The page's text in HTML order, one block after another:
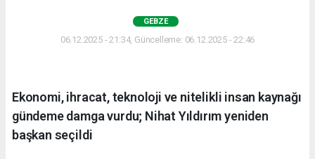
GEBZE
06.12.2025 - 21:34, Güncelleme: 06.12.2025 - 22:46
Ekonomi, ihracat, teknoloji ve nitelikli insan kaynağı
gündeme damga vurdu; Nihat Yıldırım yeniden
başkan seçildi